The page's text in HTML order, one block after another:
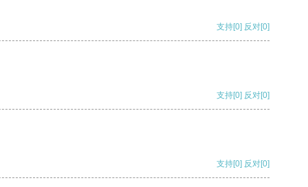
支持[0] 反对[0]
支持[0] 反对[0]
支持[0] 反对[0]